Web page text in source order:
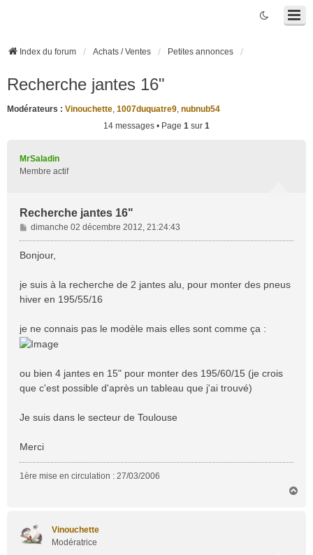
Index du forum Achats / Ventes Petites annonces
Recherche jantes 16"
Modérateurs : Vinouchette, 1007duquatre9, nubnub54
14 messages • Page 1 sur 1
MrSaladin
Membre actif
Recherche jantes 16"
M
e
s
g
e
dimanche 02 décembre 2012, 21:24:43
Bonjour,
je suis à la recherche de 2 jantes alu, pour monter des pneus
hiver en 195/55/16
je ne connais pas le modèle mais elles sont comme ça :
ou bien 4 jantes en 15" pour monter des 195/60/15 (je crois
que c'est possible d'après un tableau que j'ai trouvé)
Je suis dans le secteur de Toulouse
Merci
1ère mise en circulation : 27/03/2006
Vinouchette
Modératrice